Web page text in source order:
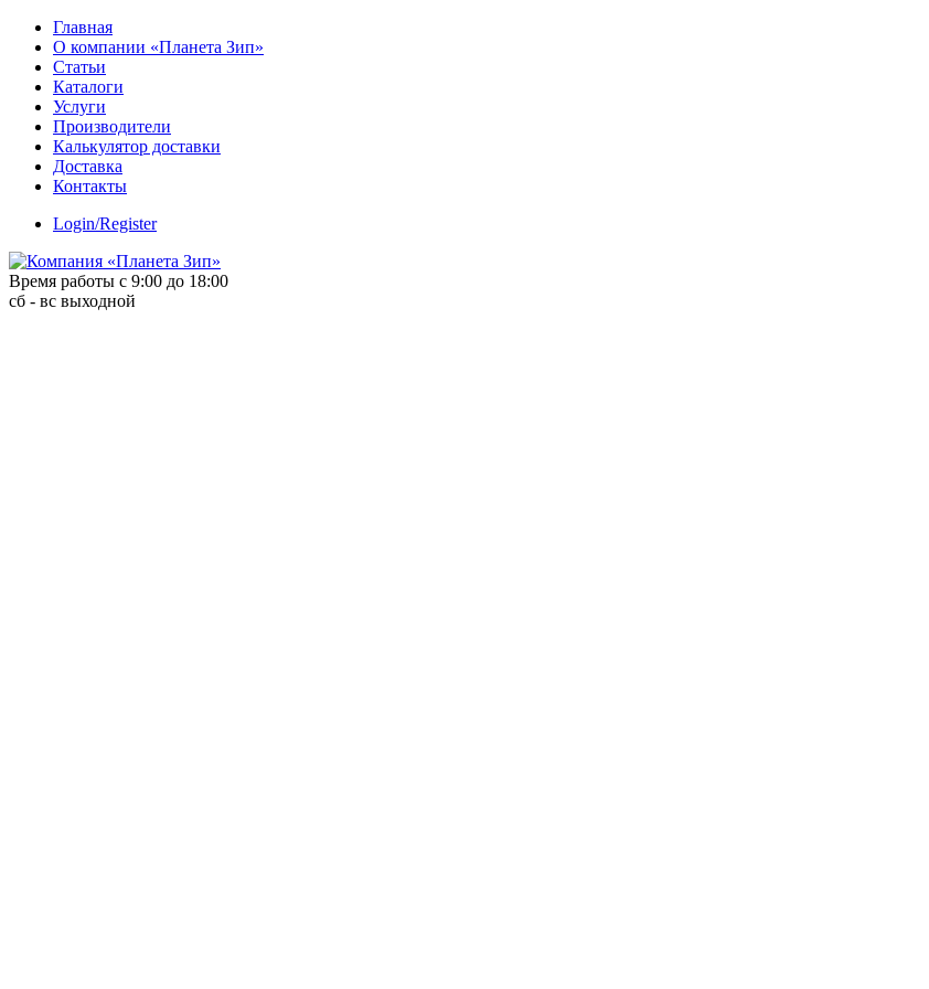
Skip
content
Главная
О компании «Планета Зип»
Статьи
Каталоги
Услуги
Производители
Калькулятор доставки
Доставка
Контакты
Login/Register
Время работы с 9:00 до 18:00
сб - вс выходной